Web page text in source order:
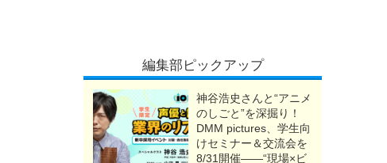
編集部ピックアップ
神谷浩史さんと“アニメ
のしごと”を深掘り！
DMM pictures、学生向
けセミナー＆交流会を
8/31開催――“現場×ビ